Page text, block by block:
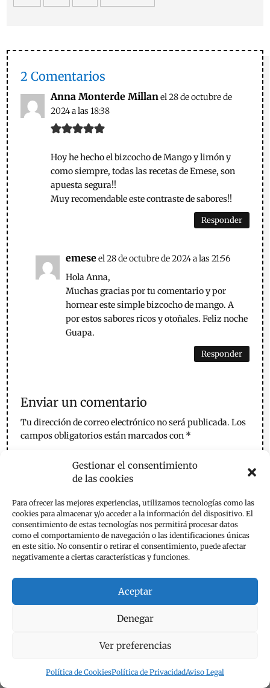
Gestionar el consentimiento
de las cookies
Para ofrecer las mejores experiencias, utilizamos tecnologías como las
cookies para almacenar y/o acceder a la información del dispositivo. El
consentimiento de estas tecnologías nos permitirá procesar datos
como el comportamiento de navegación o las identificaciones únicas
en este sitio. No consentir o retirar el consentimiento, puede afectar
negativamente a ciertas características y funciones.
Aceptar
Denegar
Ver preferencias
Política de CookiesPolítica de PrivacidadAviso Legal
2 Comentarios
Anna Monterde Millanel 28 de octubre de
2024 a las 18:38
Hoy he hecho el bizcocho de Mango y limón y
como siempre, todas las recetas de Emese, son
apuesta segura!!
Muy recomendable este contraste de sabores!!
Responder
emeseel 28 de octubre de 2024 a las 21:56
Hola Anna,
Muchas gracias por tu comentario y por
hornear este simple bizcocho de mango. A
por estos sabores ricos y otoñales. Feliz noche
Guapa.
Responder
Enviar un comentario
Tu dirección de correo electrónico no será publicada. Los
campos obligatorios están marcados con *